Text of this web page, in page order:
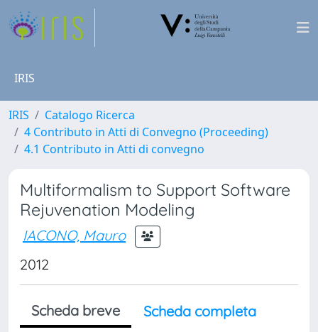
IRIS
IRIS
Catalogo Ricerca
4 Contributo in Atti di Convegno (Proceeding)
4.1 Contributo in Atti di convegno
Multiformalism to Support Software
Rejuvenation Modeling
IACONO, Mauro
2012
Scheda breve
Scheda completa